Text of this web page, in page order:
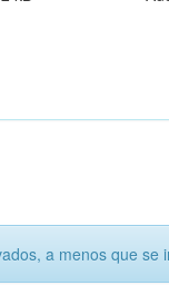
a menos que se